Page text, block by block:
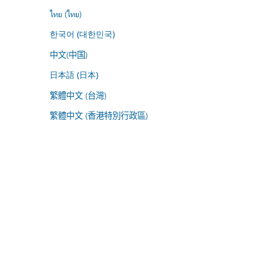
ไทย (ไทย)
한국어 (대한민국)
中文(中国)
日本語 (日本)
繁體中文 (台灣)
繁體中文 (香港特別行政區)